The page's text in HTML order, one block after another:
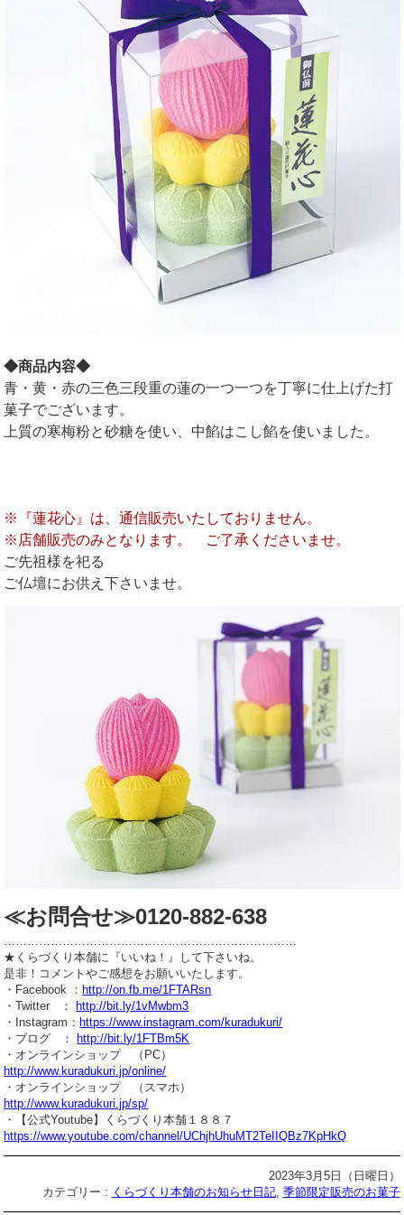
◆商品内容◆
青・黄・赤の三色三段重の蓮の一つ一つを丁寧に仕上げた打
菓子でございます。
上質の寒梅粉と砂糖を使い、中餡はこし餡を使いました。
※『蓮花心』は、通信販売いたしておりません。
※店舗販売のみとなります。 ご了承くださいませ。
ご先祖様を祀る
ご仏壇にお供え下さいませ。
≪お問合せ≫0120-882-638
…………………………………………………………………
★くらづくり本舗に『いいね！』して下さいね。
是非！コメントやご感想をお願いいたします。
・Facebook ： http://on.fb.me/1FTARsn
・Twitter ：
http://bit.ly/1vMwbm3
・Instagram： https://www.instagram.com/kuradukuri/
・ブログ ：
http://bit.ly/1FTBm5K
・オンラインショップ （PC）
http://www.kuradukuri.jp/online/
・オンラインショップ （スマホ）
http://www.kuradukuri.jp/sp/
・【公式Youtube】くらづくり本舗１８８７
https://www.youtube.com/channel/UChjhUhuMT2TeIIQBz7KpHkQ
2023年3月5日（日曜日）
カテゴリー : くらづくり本舗のお知らせ日記, 季節限定販売のお菓子